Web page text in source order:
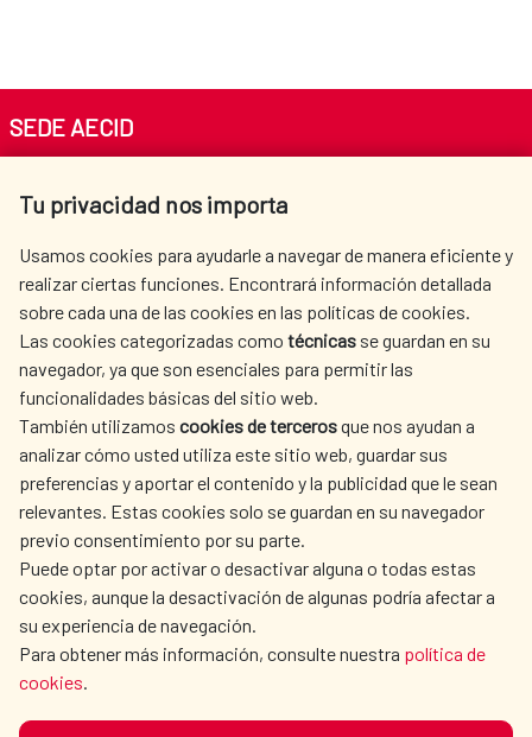
Tu privacidad nos importa
Usamos cookies para ayudarle a navegar de manera eficiente y
realizar ciertas funciones. Encontrará información detallada
sobre cada una de las cookies en las políticas de cookies.
Las cookies categorizadas como técnicas se guardan en su
navegador, ya que son esenciales para permitir las
funcionalidades básicas del sitio web.
También utilizamos cookies de tercerosque nos ayudan a
analizar cómo usted utiliza este sitio web, guardar sus
preferencias y aportar el contenido y la publicidad que le sean
relevantes. Estas cookies solo se guardan en su navegador
previo consentimiento por su parte.
Puede optar por activar o desactivar alguna o todas estas
cookies, aunque la desactivación de algunas podría afectar a
su experiencia de navegación.
Para obtener más información, consulte nuestra política de
cookies.
SEDE AECID
Tel. +34 900 20 30 54​​​​​​​
AECID
OÙ NOUS COOPÉRONS
L'ACTION HUMANITAIRE
ESPAGNOLE
SALLE DE PRESSE
CULTURE ET SCIENCE BIBLIOTHÈQUE
NOS RÉSEAUX SOCIAUX